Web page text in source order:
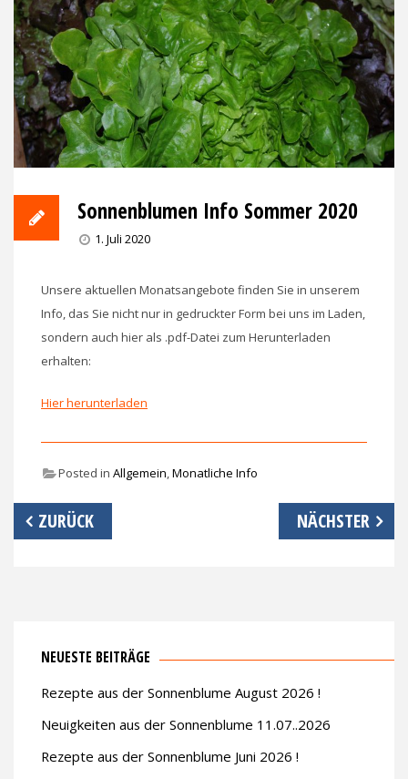
Sonnenblumen Info Sommer 2020
1. Juli 2020
Unsere aktuellen Monatsangebote finden Sie in unserem
Info, das Sie nicht nur in gedruckter Form bei uns im Laden,
sondern auch hier als .pdf-Datei zum Herunterladen
erhalten:
Hier herunterladen
Posted in Allgemein,Monatliche Info
Beitrags-
Navigation
ZURÜCK NÄCHSTER
NEUESTE BEITRÄGE
Rezepte aus der Sonnenblume August 2026 !
Neuigkeiten aus der Sonnenblume 11.07..2026
Rezepte aus der Sonnenblume Juni 2026 !